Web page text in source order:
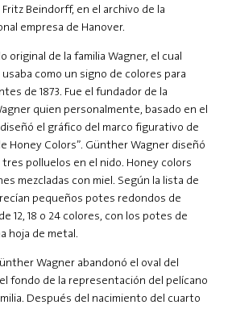
Beindorff, en el archivo de la
empresa de Hanover.
original de la familia Wagner, el cual
como un signo de colores para
de 1873. Fue el fundador de la
quien personalmente, basado en el
el gráfico del marco figurativo de
Honey Colors”. Günther Wagner diseñó
tres polluelos en el nido. Honey colors
mezcladas con miel. Según la lista de
pequeños potes redondos de
12, 18 o 24 colores, con los potes de
hoja de metal.
Wagner abandonó el oval del
fondo de la representación del pelícano
Después del nacimiento del cuarto